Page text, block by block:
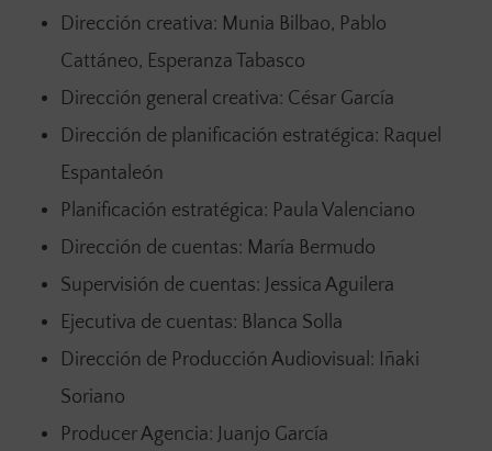
Dirección creativa: Munia Bilbao, Pablo
Cattáneo, Esperanza Tabasco
Dirección general creativa: César García
Dirección de planificación estratégica: Raquel
Espantaleón
Planificación estratégica: Paula Valenciano
Dirección de cuentas: María Bermudo
Supervisión de cuentas: Jessica Aguilera
Ejecutiva de cuentas: Blanca Solla
Dirección de Producción Audiovisual: Iñaki
Soriano
Producer Agencia: Juanjo García